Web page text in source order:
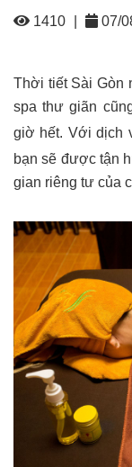
1410 07/
Thời tiết Sài Gòn
spa thư giãn
giờ hết. Với dịch
bạn sẽ được tận
gian riêng tư của